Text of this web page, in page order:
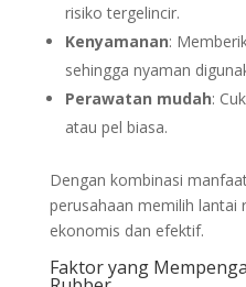
risiko tergelincir.
Kenyamanan:
sehingga nyaman
Perawatan mudah:
atau pel biasa.
Dengan kombinasi
perusahaan memilih lantai
ekonomis dan efektif.
Faktor yang